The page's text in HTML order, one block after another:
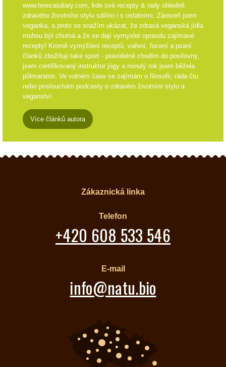
www.terezasdiary.com, kde své recepty & rady ohledně
zdravého životního stylu sdílím i s ostatními. Zároveň jsem
veganka, a proto se snažím ukázat, že zdravá veganská jídla
mohou být chutná a že se dají vymyslet opravdu zajímavé
recepty! Kromě vymýšlení receptů, vaření, focení a psaní
článků zbožňuji také sport - pravidelně chodím do posilovny,
jsem certifikovaný instruktor jógy a minulý rok jsem běžela
půlmaraton. Ve volném čase se zajímám o filosofii, ráda čtu
nebo poslouchám podcasty o zdravém životním stylu a
veganství.
Více článků autora
Zákaznická linka
Telefon
+420 608 533 546
E-mail
info@natu.bio